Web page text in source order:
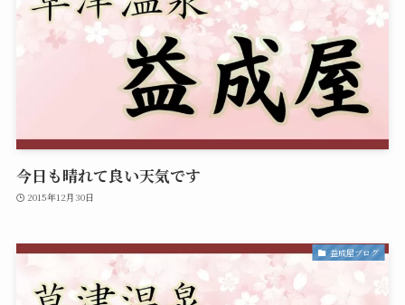
今日も晴れて良い天気です
2015年12月30日
益成屋ブログ